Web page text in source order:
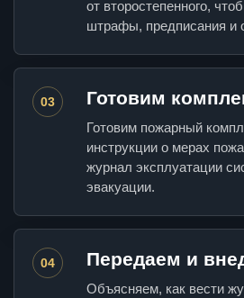
от второстепенного,
штрафы, предписания и
03 Готовим
Готовим пожарный
инструкции о мерах
журнал эксплуатации
эвакуации.
04 Передаем и
Объясняем, как вести